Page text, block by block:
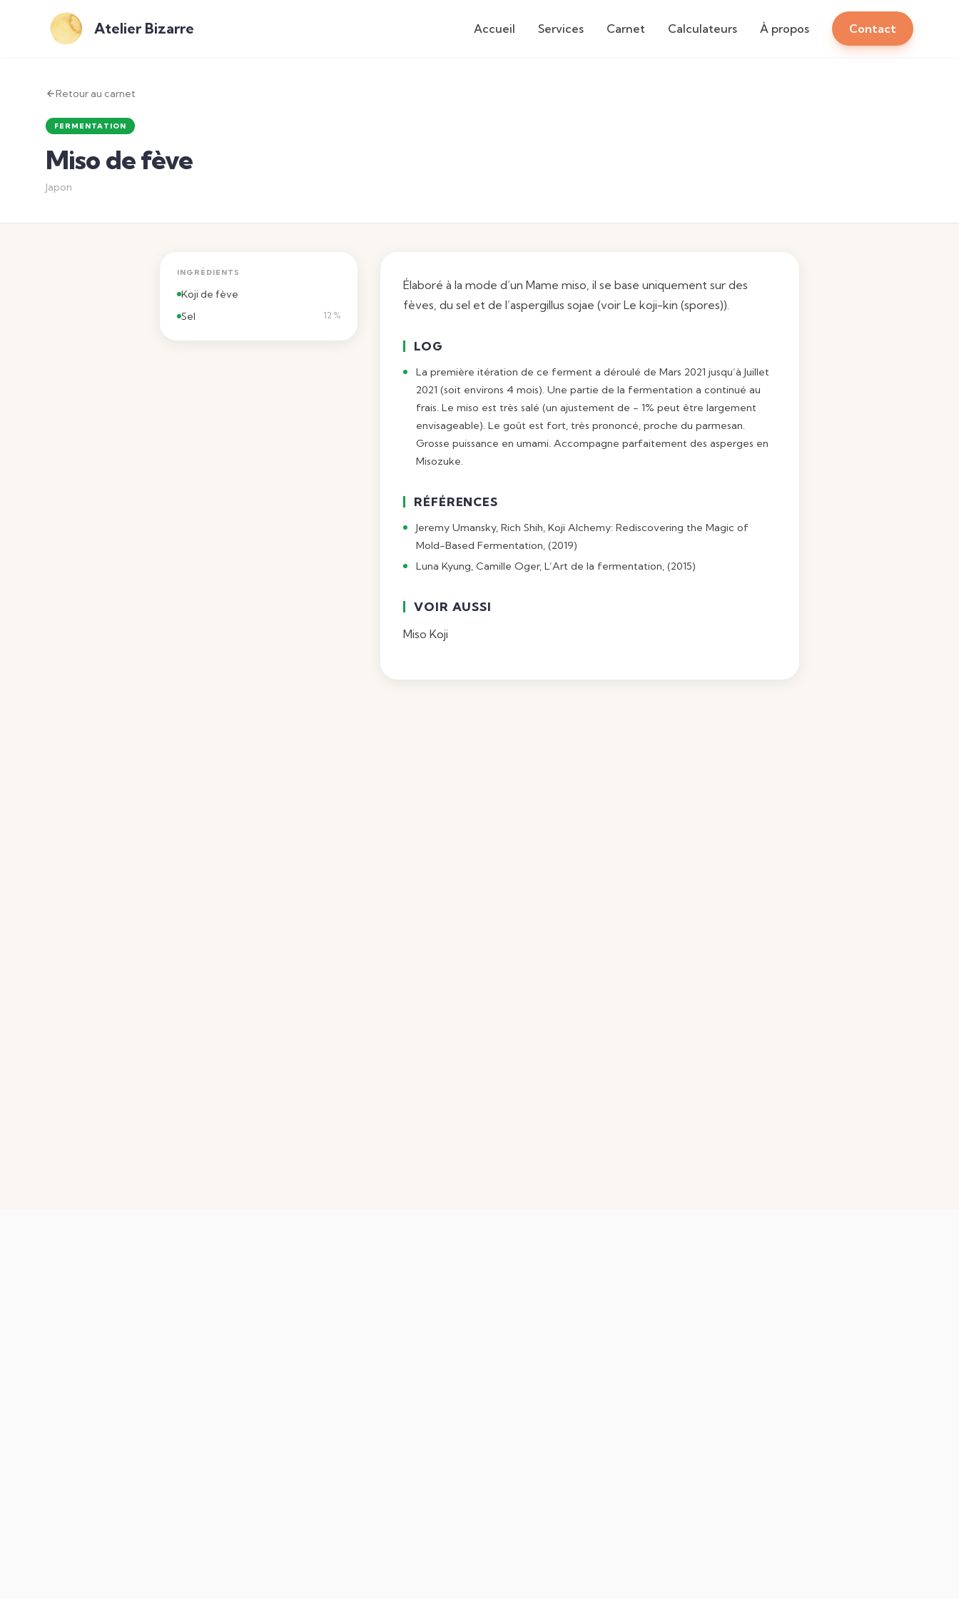
Atelier Bizarre Accueil Services Carnet Calculateurs À propos Contact
Retour au carnet
FERMENTATION
Miso de fève
Japon
INGRÉDIENTS
Koji de fève
Sel
12 %
Élaboré à la mode d’unMame miso, il se base uniquement sur des
fèves, du sel et de l’aspergillus sojae (voir Le koji-kin (spores)).
LOG
La première itération de ce ferment a déroulé de Mars 2021 jusqu’à Juillet
2021 (soit environs 4 mois). Une partie de la fermentation a continué au
frais. Le miso est très salé (un ajustement de - 1% peut être largement
envisageable). Le goût est fort, très prononcé, proche du parmesan.
Grosse puissance en umami. Accompagne parfaitement des asperges en
Misozuke.
RÉFÉRENCES
Jeremy Umansky, Rich Shih, Koji Alchemy: Rediscovering the Magic of
Mold-Based Fermentation, (2019)
Luna Kyung, Camille Oger, L’Art de la fermentation, (2015)
VOIR AUSSI
Miso Koji